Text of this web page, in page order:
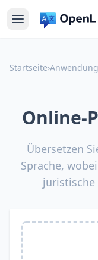
Startseite›
Online-
Übersetzen
Sprache,
juristische